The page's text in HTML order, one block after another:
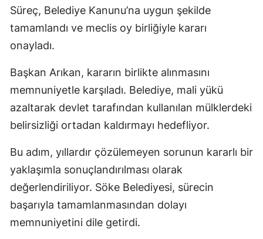
Süreç, Belediye Kanunu’na uygun şekilde
tamamlandı ve meclis oy birliğiyle kararı
onayladı.
Başkan Arıkan, kararın birlikte alınmasını
memnuniyetle karşıladı. Belediye, mali yükü
azaltarak devlet tarafından kullanılan mülklerdeki
belirsizliği ortadan kaldırmayı hedefliyor.
Bu adım, yıllardır çözülemeyen sorunun kararlı bir
yaklaşımla sonuçlandırılması olarak
değerlendiriliyor. Söke Belediyesi, sürecin
başarıyla tamamlanmasından dolayı
memnuniyetini dile getirdi.